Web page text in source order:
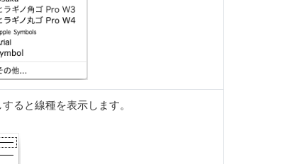
ると線種を表示します。